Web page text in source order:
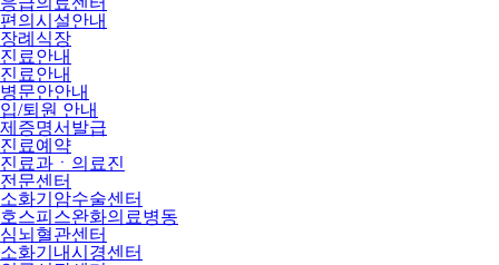
편의시설안내
장례식장
진료안내
진료안내
병문안안내
입/퇴원 안내
제증명서발급
진료예약
진료과ㆍ의료진
전문센터
소화기암수술센터
호스피스완화의료병동
심뇌혈관센터
소화기내시경센터